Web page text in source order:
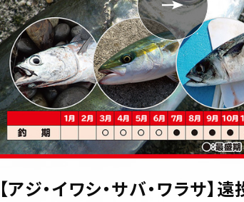
【アジ・イワシ・サバ・ワラサ】